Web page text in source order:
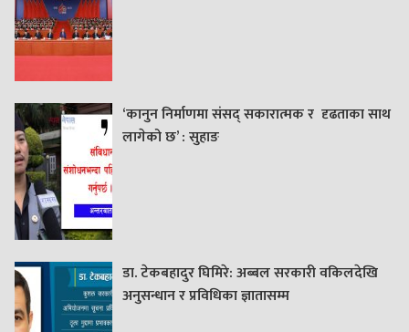
‘कानुन निर्माणमा संसद् सकारात्मक र दृढताका साथ
लागेको छ’ : सुहाङ
डा. टेकबहादुर घिमिरे: अब्बल सरकारी वकिलदेखि
अनुसन्धान र प्रविधिका ज्ञातासम्म